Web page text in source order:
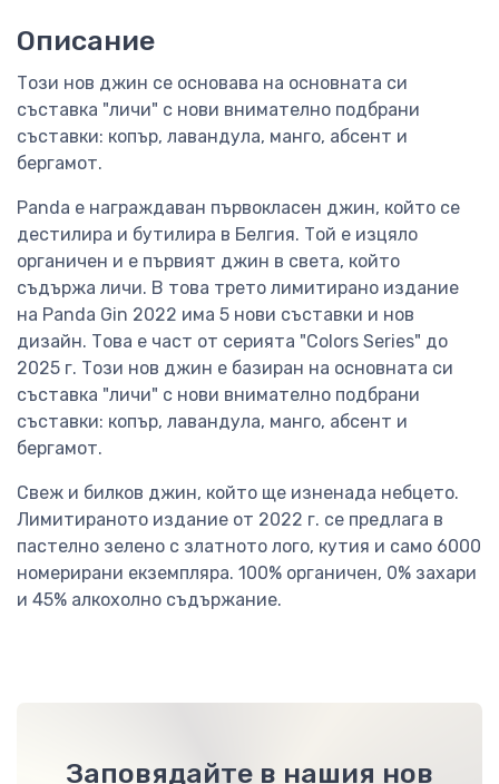
Описание
Този нов джин се основава на основната си
съставка "личи" с нови внимателно подбрани
съставки: копър, лавандула, манго, абсент и
бергамот.
Panda е награждаван първокласен джин, който се
дестилира и бутилира в Белгия. Той е изцяло
органичен и е първият джин в света, който
съдържа личи. В това трето лимитирано издание
на Panda Gin 2022 има 5 нови съставки и нов
дизайн. Това е част от серията "Colors Series" до
2025 г. Този нов джин е базиран на основната си
съставка "личи" с нови внимателно подбрани
съставки: копър, лавандула, манго, абсент и
бергамот.
Свеж и билков джин, който ще изненада небцето.
Лимитираното издание от 2022 г. се предлага в
пастелно зелено с златното лого, кутия и само 6000
номерирани екземпляра. 100% органичен, 0% захари
и 45% алкохолно съдържание.
Заповядайте в нашия нов